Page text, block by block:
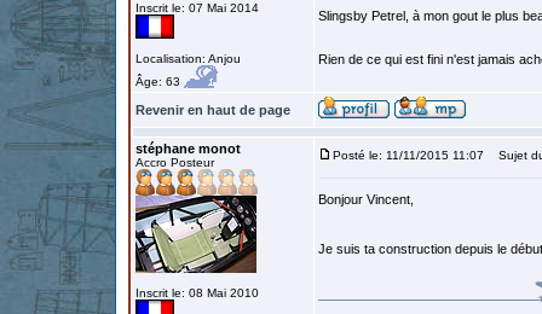
Inscrit le: 07 Mai 2014
Localisation: Anjou
Âge: 63
Slingsby Petrel, à mon gout le plus
Rien de ce qui est fini n'est jamais
Revenir en haut de page
stéphane monot
Accro Posteur
Inscrit le: 08 Mai 2010
Posté le: 11/11/2015 11:07 Sujet
Bonjour Vincent,
Je suis ta construction depuis le